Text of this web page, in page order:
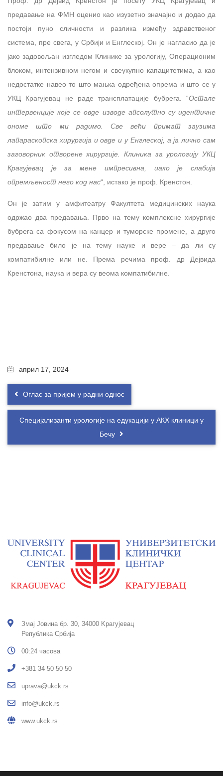
предавање на ФМН оценио као изузетно значајно и додао да
постоји пуно сличности и разлика између здравственог
система, пре свега, у Србији и Енглеској. Он је нагласио да је
јако задовољан изгледом Клинике за урологију, Операционим
блоком, интензивном негом и свеукупно капацитетима, а као
недостатке навео то што мањка одређена опрема и што се у
УКЦ Крагујевац не раде трансплатације бубрега. “Остале
интервенције које се овде изводе апсолутно су идентичне
ономе што ми радимо. Све већи примат заузима
лапараскопска хирургија и овде и у Енглеској, а ја лично сам
заговорник отворене хирургије. Клиника за урологију УКЦ
Крагујевац је за мене импресивна, иако је слабија
опремљеност него код нас“, истако је проф. Кренстон.
Он је затим у амфитеатру Факултета медицинских наука
одржао два предавања. Прво на тему комплексне хирургије
бубрега са фокусом на канцер и туморске промене, а друго
предавање било је на тему науке и вере – да ли су
компатибилне или не. Према речима проф. др Дејвида
Кренстона, наука и вера су веома компатибилне.
април 17, 2024
Оглас за пријем у радни однос
Специјализанти урологије на едукацији у АКХ клиници у
Бечу
Змај Јовина бр. 30, 34000 Kрагујевац
Република Србија
00:24 часова
+381 34 50 50 50
uprava@ukck.rs
info@ukck.rs
www.ukck.rs